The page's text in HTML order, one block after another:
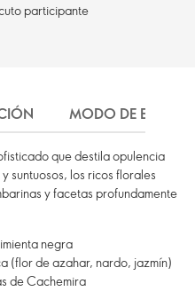
participante
MODO DE EMPLEO
que destila opulencia
suntuosos, los ricos florales
y facetas profundamente
negra
(flor de azahar, nardo, jazmín)
de Cachemira